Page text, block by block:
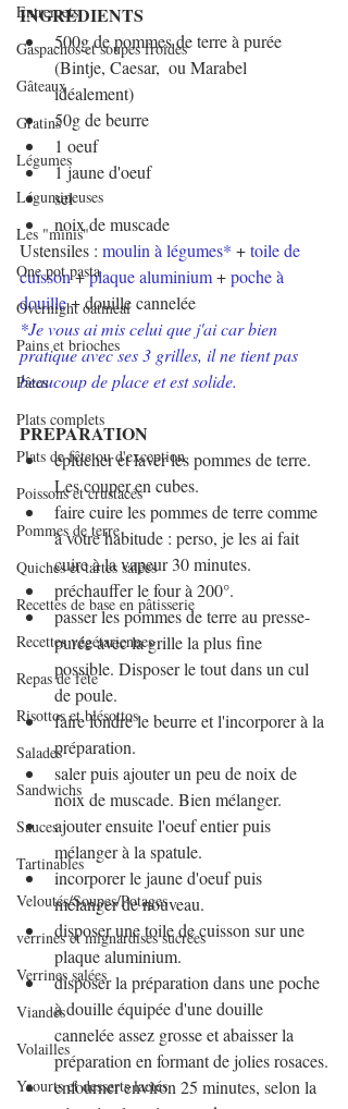
Entremets
Gaspachos et soupes froides
Gâteaux
Gratins
Légumes
Légumineuses
Les "minis"
One pot pasta
Overnight oatmeal
Pains et brioches
Pâtes
Plats complets
Plats de fête ou d'exception
Poissons et crustacés
Pommes de terre
Quiches et tartes salées
Recettes de base en pâtisserie
Recettes végétariennes
Repas de fête
Risottos et blésottos
Salades
Sandwichs
Sauces
Tartinables
Veloutés/Soupes/Potages
verrines et mignardises sucrées
Verrines salées
Viandes
Volailles
Yaourts et desserts lactés
INGREDIENTS
500g de pommes de terre à purée
(Bintje, Caesar,  ou Marabel
idéalement)
50g de beurre
1 oeuf
1 jaune d'oeuf
sel
noix de muscade
Ustensiles : moulin à légumes* + toile de
cuisson + plaque aluminium + poche à
douille + douille cannelée
*Je vous ai mis celui que j'ai car bien
pratique avec ses 3 grilles, il ne tient pas
beaucoup de place et est solide.
PREPARATION
éplucher et laver les pommes de terre.
Les couper en cubes.
faire cuire les pommes de terre comme
à votre habitude : perso, je les ai fait
cuire à la vapeur 30 minutes.
préchauffer le four à 200°.
passer les pommes de terre au presse-
purée avec la grille la plus fine
possible. Disposer le tout dans un cul
de poule.
faire fondre le beurre et l'incorporer à la
préparation.
saler puis ajouter un peu de noix de
noix de muscade. Bien mélanger.
ajouter ensuite l'oeuf entier puis
mélanger à la spatule.
incorporer le jaune d'oeuf puis
mélanger de nouveau.
disposer une toile de cuisson sur une
plaque aluminium.
disposer la préparation dans une poche
à douille équipée d'une douille
cannelée assez grosse et abaisser la
préparation en formant de jolies rosaces.
enfourner environ 25 minutes, selon la